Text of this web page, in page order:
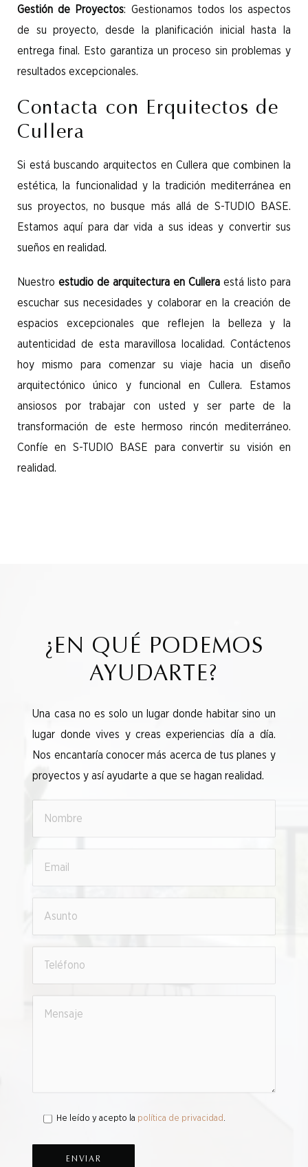
Gestión de Proyectos: Gestionamos todos los aspectos
de su proyecto, desde la planificación inicial hasta la
entrega final. Esto garantiza un proceso sin problemas y
resultados excepcionales.
Contacta con Erquitectos de
Cullera
Si está buscando arquitectos en Cullera que combinen la
estética, la funcionalidad y la tradición mediterránea en
sus proyectos, no busque más allá de S-TUDIO BASE.
Estamos aquí para dar vida a sus ideas y convertir sus
sueños en realidad.
Nuestro estudio de arquitectura en Cullera está listo para
escuchar sus necesidades y colaborar en la creación de
espacios excepcionales que reflejen la belleza y la
autenticidad de esta maravillosa localidad. Contáctenos
hoy mismo para comenzar su viaje hacia un diseño
arquitectónico único y funcional en Cullera. Estamos
ansiosos por trabajar con usted y ser parte de la
transformación de este hermoso rincón mediterráneo.
Confíe en S-TUDIO BASE para convertir su visión en
realidad.
¿EN QUÉ PODEMOS
AYUDARTE?
Una casa no es solo un lugar donde habitar sino un
lugar donde vives y creas experiencias día a día.
Nos encantaría conocer más acerca de tus planes y
proyectos y así ayudarte a que se hagan realidad.
He leído y acepto la política de privacidad .